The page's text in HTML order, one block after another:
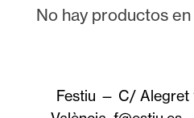
No hay productos
Festiu — C/ Alegret